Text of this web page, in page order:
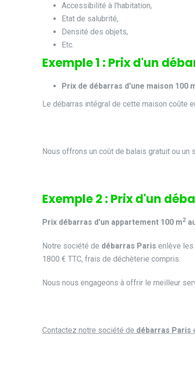
Accessibilité à l'habitation,
Etat de salubrité,
Densité des objets,
Etc.
Exemple 1 : Prix d'un
Prix de débarras d'une maison 100
Le débarras intégral de cette maison coûte
Nous offrons un coût de balais gratuit ou un
Exemple 2 : Prix d'un
Prix débarras d'un appartement 100 m2
Notre société de débarras Paris enlève les
1800 € TTC, frais de déchèterie compris.
Nous nous engageons à offrir le meilleur
Contactez notre société de débarras Paris